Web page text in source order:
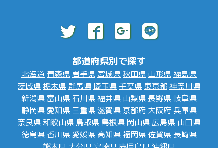
都道府県別で探す
北海道 青森県 岩手県 宮城県 秋田県 山形県福島県
茨城県 栃木県群馬県埼玉県 千葉県 東京都神奈川県
新潟県 富山県 石川県福井県 山梨県 長野県 岐阜県
静岡県愛知県 三重県滋賀県 京都府 大阪府 兵庫県
奈良県 和歌山県 鳥取県 島根県 岡山県 広島県 山口県
徳島県 香川県愛媛県 高知県福岡県 佐賀県 長崎県